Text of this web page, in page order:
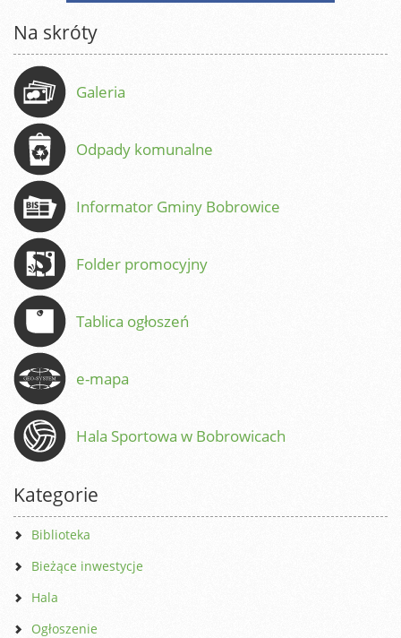
Na skróty
Galeria
Odpady komunalne
Informator Gminy Bobrowice
Folder promocyjny
Tablica ogłoszeń
e-mapa
Hala Sportowa w Bobrowicach
Kategorie
Biblioteka
Bieżące inwestycje
Hala
Ogłoszenie